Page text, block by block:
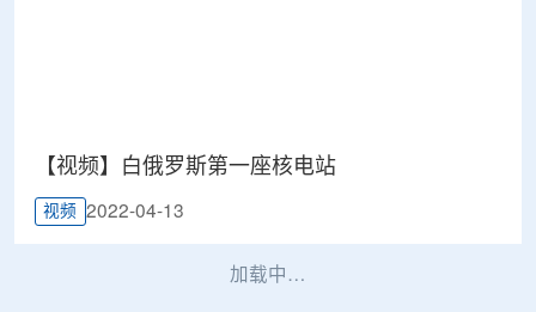
【视频】白俄罗斯第一座核电站
视频 2022-04-13
加载中…